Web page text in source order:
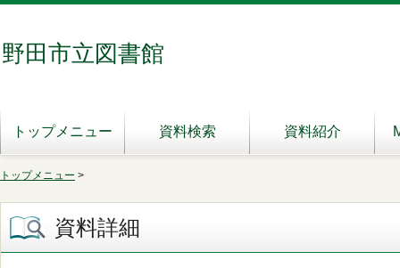
野田市立図書館
トップメニュー 資料検索 資料紹介
トップメニュー >
資料詳細